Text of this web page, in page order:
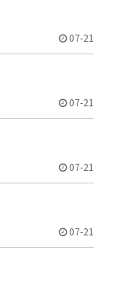
07-21
07-21
07-21
07-21